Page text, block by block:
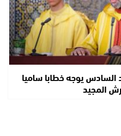
يوجه خطابا ساميا
المجيد